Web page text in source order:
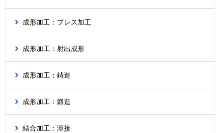
成形加工：プレス加工
成形加工：射出成形
成形加工：鋳造
成形加工：鍛造
結合加工：溶接